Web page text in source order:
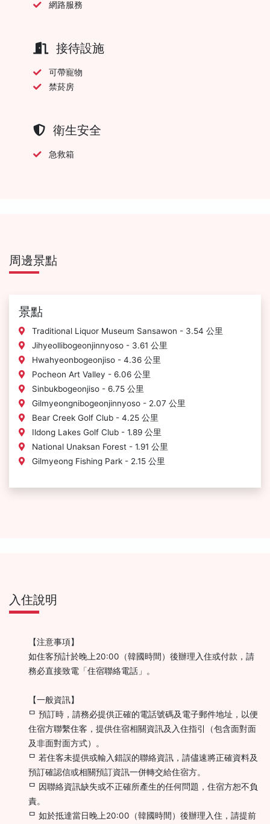
網路服務
接待設施
可帶寵物
禁菸房
衛生安全
急救箱
周邊景點
景點
Traditional Liquor Museum Sansawon - 3.54 公里
Jihyeollibogeonjinnyoso - 3.61 公里
Hwahyeonbogeonjiso - 4.36 公里
Pocheon Art Valley - 6.06 公里
Sinbukbogeonjiso - 6.75 公里
Gilmyeongnibogeonjinnyoso - 2.07 公里
Bear Creek Golf Club - 4.25 公里
Ildong Lakes Golf Club - 1.89 公里
National Unaksan Forest - 1.91 公里
Gilmyeong Fishing Park - 2.15 公里
入住說明
【注意事項】
如住客預計於晚上20:00（韓國時間）後辦理入住或付款，請
務必直接致電「住宿聯絡電話」。
【一般資訊】
ᄆ 預訂時，請務必提供正確的電話號碼及電子郵件地址，以便
住宿方聯繫住客，提供住宿相關資訊及入住指引（包含面對面
及非面對面方式）。
ᄆ 若住客未提供或輸入錯誤的聯絡資訊，請儘速將正確資料及
預訂確認信或相關預訂資訊一併轉交給住宿方。
ᄆ 因聯絡資訊缺失或不正確所產生的任何問題，住宿方恕不負
責。
ᄆ 如於抵達當日晚上20:00（韓國時間）後辦理入住，請提前